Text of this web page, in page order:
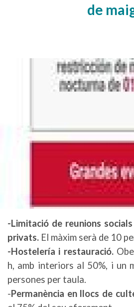
de
-Limitació de reunions
privats. El màxim serà de 10
-Hostelería i restauració.
h, amb interiors al 50%, i un
persones per taula.
-Permanència en llocs de